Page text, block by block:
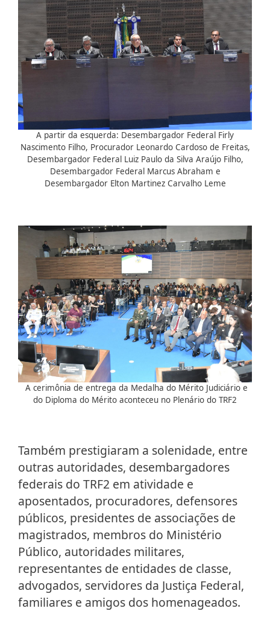
A partir da esquerda: Desembargador Federal Firly
Nascimento Filho, Procurador Leonardo Cardoso de Freitas,
Desembargador Federal Luiz Paulo da Silva Araújo Filho,
Desembargador Federal Marcus Abraham e
Desembargador Elton Martinez Carvalho Leme
A cerimônia de entrega da Medalha do Mérito Judiciário e
do Diploma do Mérito aconteceu no Plenário do TRF2
Também prestigiaram a solenidade, entre
outras autoridades, desembargadores
federais do TRF2 em atividade e
aposentados, procuradores, defensores
públicos, presidentes de associações de
magistrados, membros do Ministério
Público, autoridades militares,
representantes de entidades de classe,
advogados, servidores da Justiça Federal,
familiares e amigos dos homenageados.